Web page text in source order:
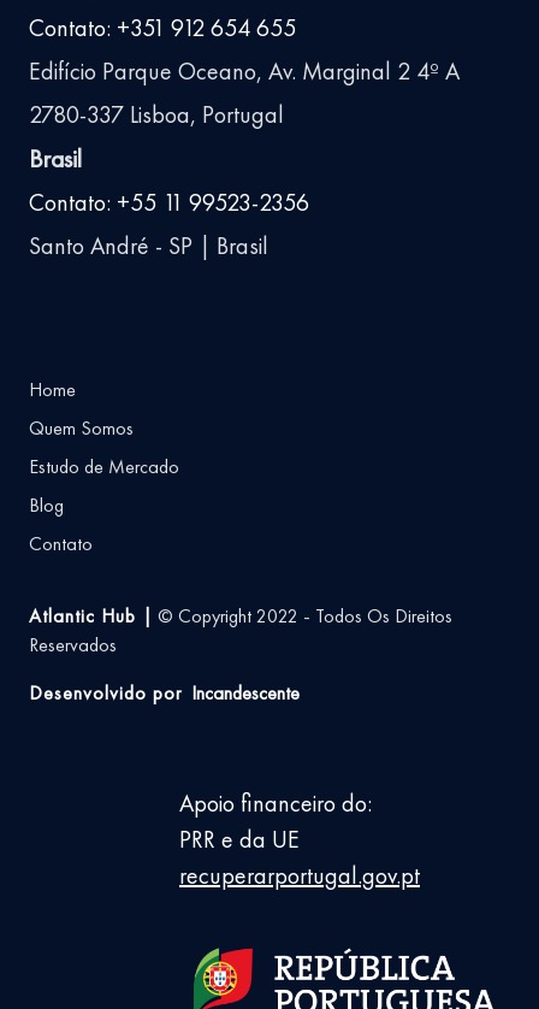
Contato: +351 912 654 655
Edifício Parque Oceano, Av. Marginal 2 4º A
2780-337 Lisboa, Portugal
Brasil
Contato: +55 11 99523-2356
Santo André - SP | Brasil
Home
Quem Somos
Estudo de Mercado
Blog
Contato
Atlantic Hub |
© Copyright 2022 - Todos Os Direitos
Reservados
Desenvolvido por Incandescente
Apoio financeiro do:
PRR e da UE
recuperarportugal.gov.pt